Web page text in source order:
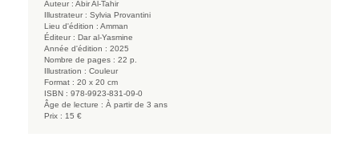
Auteur : Abir Al-Tahir
Illustrateur : Sylvia Provantini
Lieu d'édition : Amman
Éditeur : Dar al-Yasmine
Année d'édition : 2025
Nombre de pages : 22 p.
Illustration : Couleur
Format : 20 x 20 cm
ISBN : 978-9923-831-09-0
Âge de lecture : À partir de 3 ans
Prix : 15 €